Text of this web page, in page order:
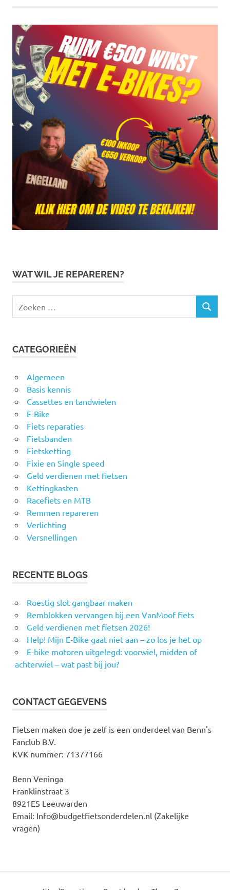
WAT WIL JE REPAREREN?
naar:
ZOEKEN
CATEGORIEËN
Algemeen
Basis kennis
Cassettes en tandwielen
E-Bike
Fiets reparaties
Fietsbanden
Fietsketting
Fixie en Single speed
Geld verdienen met fietsen
Kettingkasten
Racefiets en MTB
Remmen repareren
Verlichting
Versnellingen
RECENTE BLOGS
Roestig slot gangbaar maken
Remblokken vervangen bij een VanMoof fiets
Geld verdienen met fietsen 2026!
Help! Mijn E-Bike gaat niet aan – zo los je het op
E-bike motoren uitgelegd: voorwiel, midden of
achterwiel – wat past bij jou?
CONTACT GEGEVENS
Fietsen maken doe je zelf is een onderdeel van Benn's
Fanclub B.V.
KVK nummer: 71377166
Benn Veninga
Franklinstraat 3
8921ES Leeuwarden
Email: Info@budgetfietsonderdelen.nl (Zakelijke
vragen)